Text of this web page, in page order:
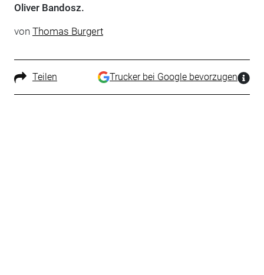
Oliver Bandosz.
von Thomas Burgert
Teilen Trucker bei Google bevorzugen